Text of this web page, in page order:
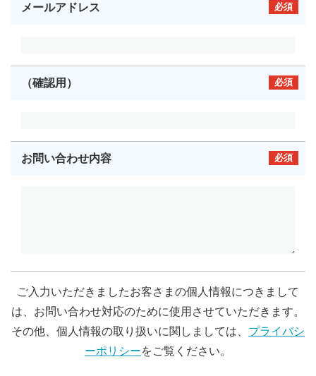
メールアドレス 必須
（確認用） 必須
お問い合わせ内容 必須
ご入力いただきましたお客さまの個人情報につきまして
は、お問い合わせ対応のために使用させていただきます。
その他、個人情報の取り扱いに関しましては、 プライバシ
ーポリシーをご覧ください。